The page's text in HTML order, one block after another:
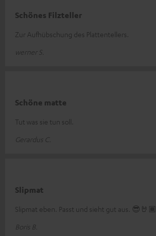
Schönes Filzteller
Zur Aufhübschung des Plattentellers.
werner S.
Schöne matte
Tut was sie tun soll.
Gerardus C.
Slipmat
Slipmat eben. Passt und sieht gut aus. 😎🤘🏾
Boris B.